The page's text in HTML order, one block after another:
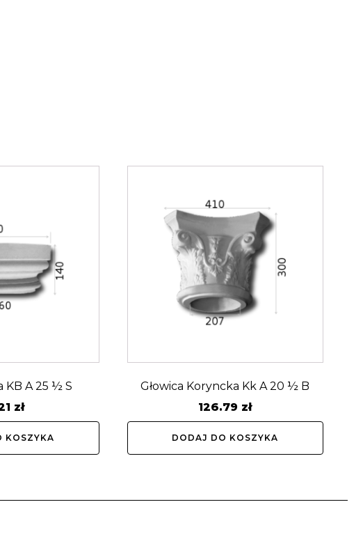
KB A 25 ½ S
zł
KOSZYKA
Głowica Koryncka Kk A 20 ½ B
126.79 zł
DODAJ DO KOSZYKA